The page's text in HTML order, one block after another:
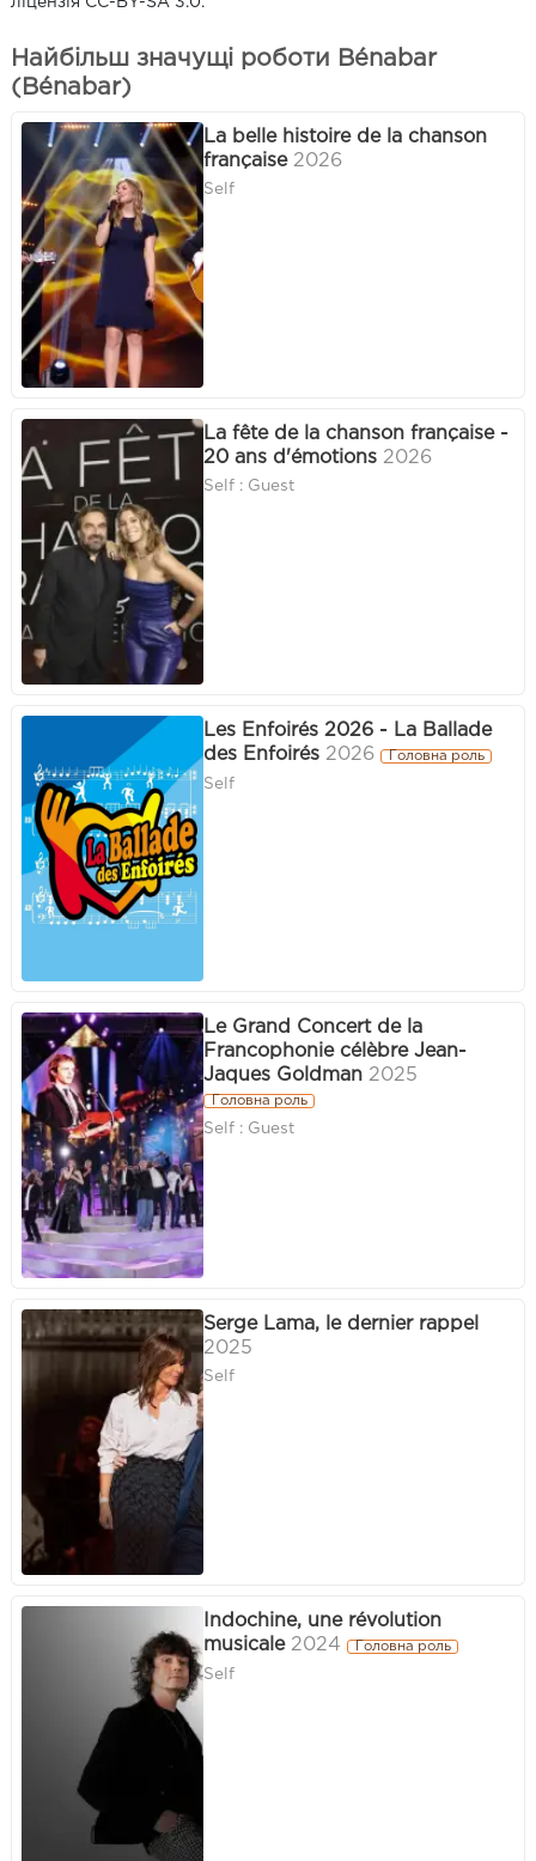
Найбільш значущі роботи Bénabar
(Bénabar)
La belle histoire de la chanson
française 2026
Self
La fête de la chanson française -
20 ans d'émotions 2026
Self : Guest
Les Enfoirés 2026 - La Ballade
des Enfoirés 2026 Головна роль
Self
Le Grand Concert de la
Francophonie célèbre Jean-
Jaques Goldman 2025
Головна роль
Self : Guest
Serge Lama, le dernier rappel
2025
Self
Indochine, une révolution
musicale 2024 Головна роль
Self